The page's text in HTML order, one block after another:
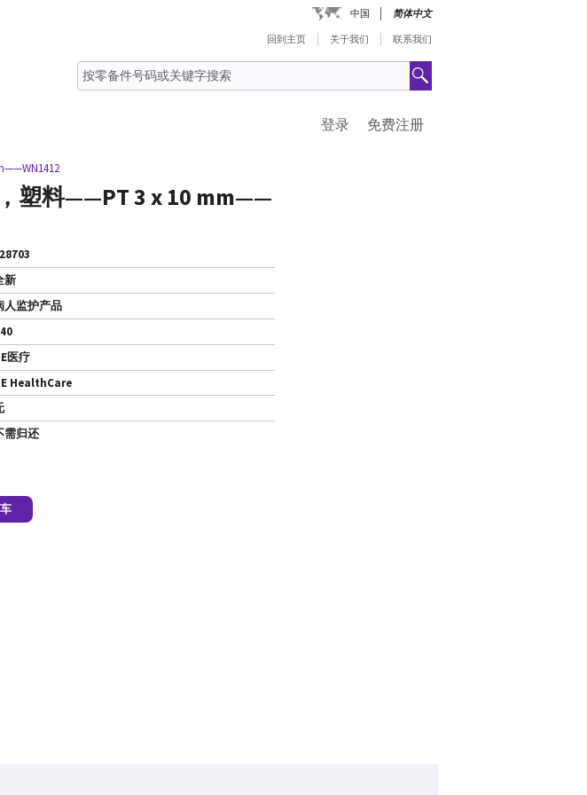
中国 简体中文
回到主页 关于我们 联系我们
免费注册
登录
塑料——PT 3 x 10 mm——
新
人监护产品
医疗
HealthCare
需归还